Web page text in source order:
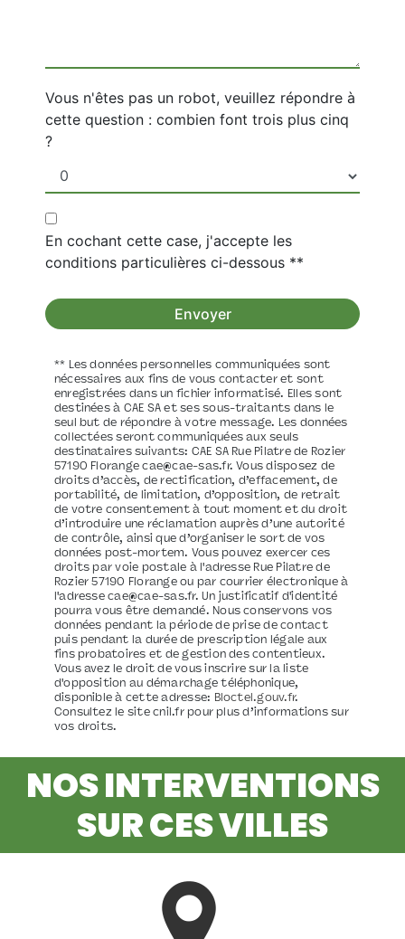
Vous n'êtes pas un robot, veuillez répondre à
cette question : combien font trois plus cinq
?
En cochant cette case, j'accepte les
conditions particulières ci-dessous **
Envoyer
** Les données personnelles communiquées sont
nécessaires aux fins de vous contacter et sont
enregistrées dans un fichier informatisé. Elles sont
destinées à CAE SA et ses sous-traitants dans le
seul but de répondre à votre message. Les données
collectées seront communiquées aux seuls
destinataires suivants: CAE SA Rue Pilatre de Rozier
57190 Florange cae@cae-sas.fr. Vous disposez de
droits d’accès, de rectification, d’effacement, de
portabilité, de limitation, d’opposition, de retrait
de votre consentement à tout moment et du droit
d’introduire une réclamation auprès d’une autorité
de contrôle, ainsi que d’organiser le sort de vos
données post-mortem. Vous pouvez exercer ces
droits par voie postale à l'adresse Rue Pilatre de
Rozier 57190 Florange ou par courrier électronique à
l'adresse cae@cae-sas.fr. Un justificatif d'identité
pourra vous être demandé. Nous conservons vos
données pendant la période de prise de contact
puis pendant la durée de prescription légale aux
fins probatoires et de gestion des contentieux.
Vous avez le droit de vous inscrire sur la liste
d'opposition au démarchage téléphonique,
disponible à cette adresse: Bloctel.gouv.fr.
Consultez le site cnil.fr pour plus d’informations sur
vos droits.
NOS INTERVENTIONS
SUR CES VILLES